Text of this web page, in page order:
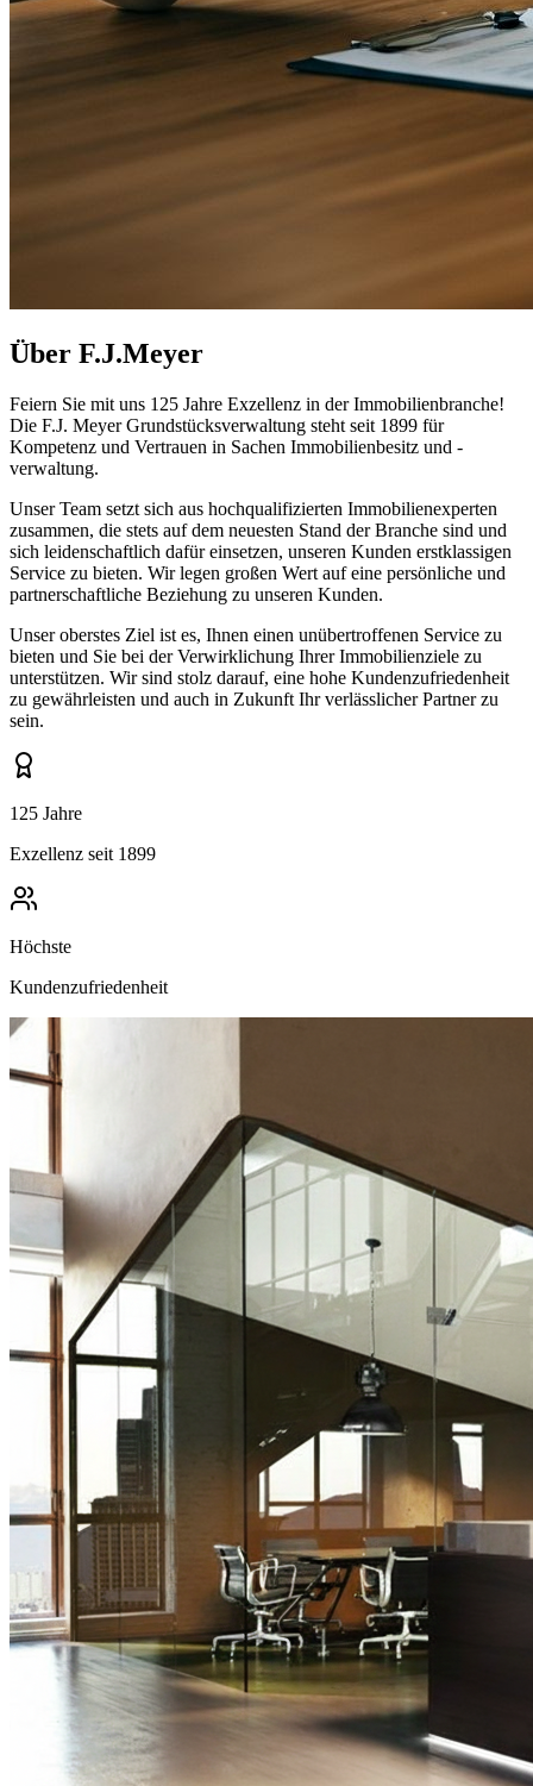
Über F.J.Meyer
Feiern Sie mit uns 125 Jahre Exzellenz in der Immobilienbranche!
Die F.J. Meyer Grundstücksverwaltung steht seit 1899 für
Kompetenz und Vertrauen in Sachen Immobilienbesitz und -
verwaltung.
Unser Team setzt sich aus hochqualifizierten Immobilienexperten
zusammen, die stets auf dem neuesten Stand der Branche sind und
sich leidenschaftlich dafür einsetzen, unseren Kunden erstklassigen
Service zu bieten. Wir legen großen Wert auf eine persönliche und
partnerschaftliche Beziehung zu unseren Kunden.
Unser oberstes Ziel ist es, Ihnen einen unübertroffenen Service zu
bieten und Sie bei der Verwirklichung Ihrer Immobilienziele zu
unterstützen. Wir sind stolz darauf, eine hohe Kundenzufriedenheit
zu gewährleisten und auch in Zukunft Ihr verlässlicher Partner zu
sein.
125 Jahre
Exzellenz seit 1899
Höchste
Kundenzufriedenheit